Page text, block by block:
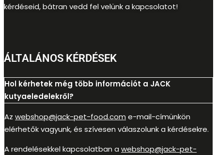
kérdéseid, bátran vedd fel velünk a kapcsolatot!
ÁLTALÁNOS KÉRDÉSEK
Hol kérhetek még több információt a JACK
kutyaeledelekről?
Az webshop@jack-pet-food.com e-mail-címünkön
elérhetők vagyunk, és szívesen válaszolunk a kérdésekre.
A rendelésekkel kapcsolatban a webshop@jack-pet-